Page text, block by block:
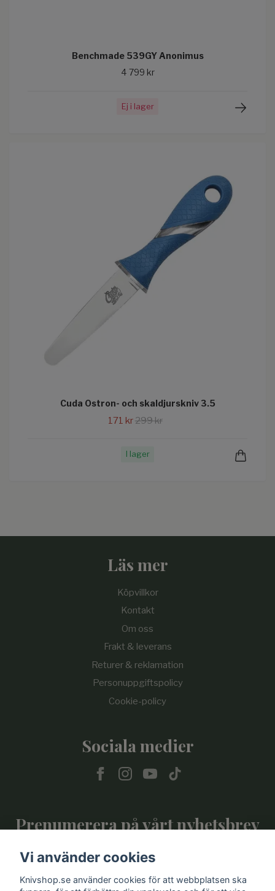
Benchmade 539GY Anonimus
4 799 kr
Ej i lager
Cuda Ostron- och skaldjurskniv 3.5
171 kr299 kr
I lager
Läs mer
Köpvillkor
Kontakt
Om oss
Frakt & leverans
Returer & reklamation
Personuppgiftspolicy
Cookie-policy
Sociala medier
Prenumerera på vårt nyhetsbrev
Vi använder cookies
Knivshop.se använder cookies för att webbplatsen ska